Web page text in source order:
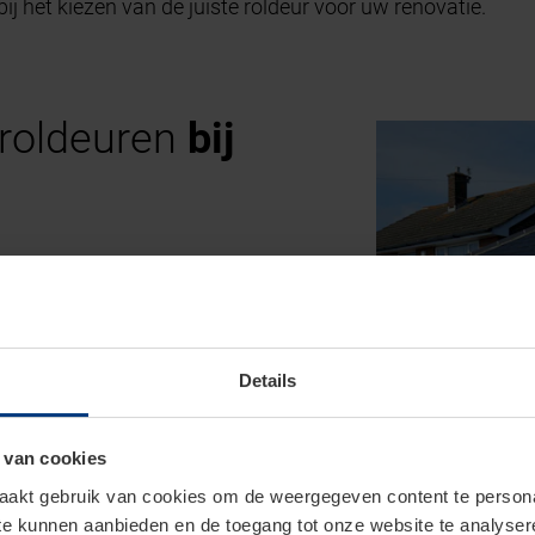
Details
cookies
gebruik van cookies om de weergegeven content te
kunnen aanbieden en de toegang tot onze website te
het kiezen van de juiste roldeur voor uw renovatie.
RollMatic
bij
voor renovatieprojecten, vooral
rol spelen. Hieronder
voordelen van roldeuren bij
voor beperkte garages:
en rollen op in een compacte